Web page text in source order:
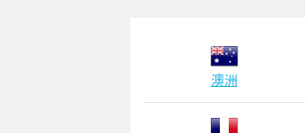
澳洲